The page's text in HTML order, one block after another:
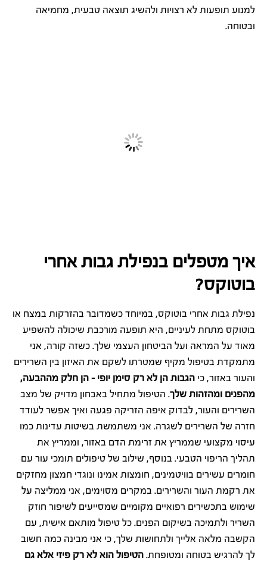
למנוע תופעות לא רצויות ולהשיג תוצאה טבעית, מחמיאה
ובטוחה.
איך מטפלים בנפילת גבות אחרי
בוטוקס?
נפילת גבות אחרי בוטוקס, במיוחד כשמדובר בהזרקות במצח או
בוטוקס מתחת לעיניים, היא תופעה מורכבת שיכולה להשפיע
מאוד על המראה ועל הביטחון העצמי שלך. כשזה קורה, אני
מתמקדת בטיפול מקיף שמטרתו לשקם את האיזון בין השרירים
והעור באזור, כי הגבות הן לא רק סימן יופי – הן חלק מההבעה,
מהפנים ומהזהות שלך. הטיפול מתחיל באבחון מדויק של מצב
השרירים והעור, לבדוק איפה הזריקה פגעה ואיך אפשר לעודד
חזרה של השרירים לשגרה. אני משתמשת בשיטות עדינות כמו
עיסוי מקצועי שממריץ את זרימת הדם באזור, וממריץ את
תהליך הריפוי הטבעי. בנוסף, שילוב של טיפולים תומכי עור עם
חומרים עשירים בוויטמינים, חומצות אמינו ונוגדי חמצון מחזקים
את רקמת העור והשרירים. במקרים מסוימים, אני ממליצה על
שימוש בתכשירים רפואיים מקומיים שמסייעים לשיפור חוזק
השריר ולתמיכה בשיקום הפנים. כל טיפול מותאם אישית, עם
הקשבה מלאה אלייך ולתחושות שלך, כי אני מבינה כמה חשוב
לך להרגיש בטוחה ומטופחת. הטיפול הוא לא רק פיזי אלא גם